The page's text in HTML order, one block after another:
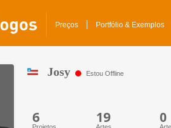
Preços Portfólio & Exemplos
Josy Estou Offline
6 19 0